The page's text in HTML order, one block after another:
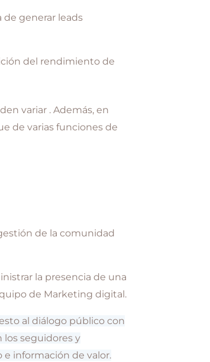
de generar leads
del rendimiento de
variar . Además, en
de varias funciones de
de la comunidad
la presencia de una
de Marketing digital.
al diálogo público con
los seguidores y
información de valor.